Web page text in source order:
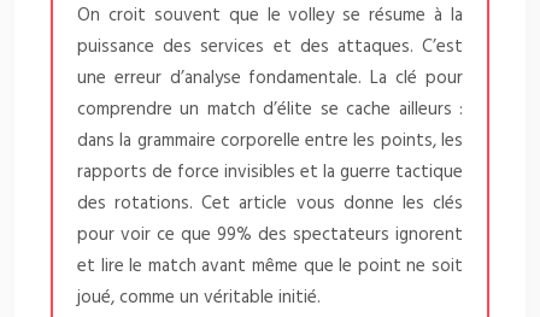
On croit souvent que le volley se résume à la
puissance des services et des attaques. C’est
une erreur d’analyse fondamentale. La clé pour
comprendre un match d’élite se cache ailleurs :
dans la grammaire corporelle entre les points, les
rapports de force invisibles et la guerre tactique
des rotations. Cet article vous donne les clés
pour voir ce que 99% des spectateurs ignorent
et lire le match avant même que le point ne soit
joué, comme un véritable initié.